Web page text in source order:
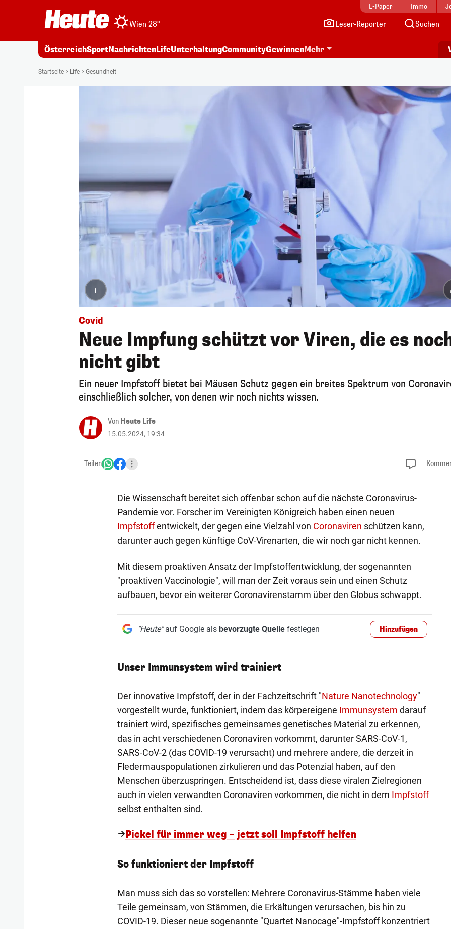
E-Paper Immo
Wien 28° Leser-Reporter Suchen
ÖsterreichSportNachrichtenLifeUnterhaltungCommunityGewinnenMehr
Startseite Life Gesundheit
i
Covid
Neue Impfung schützt vor Viren, die es
nicht gibt
Ein neuer Impfstoff bietet bei Mäusen Schutz gegen ein breites Spektrum von
einschließlich solcher, von denen wir noch nichts wissen.
Von Heute Life
15.05.2024, 19:34
Teilen
Die Wissenschaft bereitet sich offenbar schon auf die nächste Coronavirus-
Pandemie vor. Forscher im Vereinigten Königreich haben einen neuen
Impfstoffentwickelt, der gegen eine Vielzahl von Coronaviren schützen kann,
darunter auch gegen künftige CoV-Virenarten, die wir noch gar nicht kennen.
Mit diesem proaktiven Ansatz der Impfstoffentwicklung, der sogenannten
"proaktiven Vaccinologie", will man der Zeit voraus sein und einen Schutz
aufbauen, bevor ein weiterer Coronavirenstamm über den Globus schwappt.
"Heute"auf Google als bevorzugte Quellefestlegen Hinzufügen
Unser Immunsystem wird trainiert
Der innovative Impfstoff, der in der Fachzeitschrift "Nature Nanotechnology"
vorgestellt wurde, funktioniert, indem das körpereigene Immunsystem darauf
trainiert wird, spezifisches gemeinsames genetisches Material zu erkennen,
das in acht verschiedenen Coronaviren vorkommt, darunter SARS-CoV-1,
SARS-CoV-2 (das COVID-19 verursacht) und mehrere andere, die derzeit in
Fledermauspopulationen zirkulieren und das Potenzial haben, auf den
Menschen überzuspringen. Entscheidend ist, dass diese viralen Zielregionen
auch in vielen verwandten Coronaviren vorkommen, die nicht in dem Impfstoff
selbst enthalten sind.
Pickel für immer weg – jetzt soll Impfstoff helfen
So funktioniert der Impfstoff
Man muss sich das so vorstellen: Mehrere Coronavirus-Stämme haben viele
Teile gemeinsam, von Stämmen, die Erkältungen verursachen, bis hin zu
COVID-19. Dieser neue sogenannte "Quartet Nanocage"-Impfstoff konzentriert